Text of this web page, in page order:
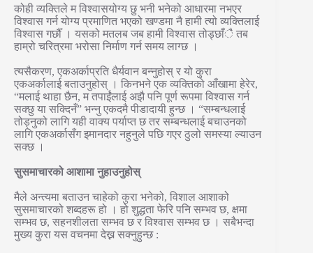
कोही व्यक्तिले म विश्वासयोग्य छु भनी भनेको आधारमा नभएर
विश्वास गर्न योग्य प्रमाणित भएको खण्डमा नै हामी त्यो व्यक्तिलाई
विश्वास गर्छौँ । यसको मतलब जब हामी विश्वास तोड्छाँै तब
हाम्रो चरित्रमा भरोसा निर्माण गर्न समय लाग्छ ।
त्यसैकरण, एकअर्काप्रति धैर्यवान बन्नुहोस् र यो कुरा
एकअर्कालाई बताउनुहोस् । किनभने एक व्यक्तिको आँखामा हेरेर,
“मलाई थाहा छैन, म तपाईंलाई अझै पनि पूर्ण रूपमा विश्वास गर्न
सक्छु या सक्दिनँ” भन्नु एकदमै पीडादायी हुन्छ । “सम्बन्धलाई
तोड्नुको लागि यही वाक्य पर्याप्त छ तर सम्बन्धलाई बचाउनको
लागि एकअर्कासँग इमानदार नहुनुले पछि गएर ठुलो समस्या ल्याउन
सक्छ ।
सुसमाचारको आशामा नुहाउनुहोस्
मैले अन्त्यमा बताउन चाहेको कुरा भनेको, विशाल आशाको
सुसमाचारको शब्दहरू हो । हो शुद्धता फेरि पनि सम्भव छ, क्षमा
सम्भव छ, सहनशीलता सम्भव छ र विश्वास सम्भव छ । सबैभन्दा
मुख्य कुरा यस वचनमा देख्न सक्नुहुन्छ :